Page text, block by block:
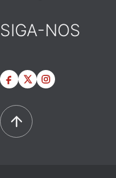
SIGA-NOS